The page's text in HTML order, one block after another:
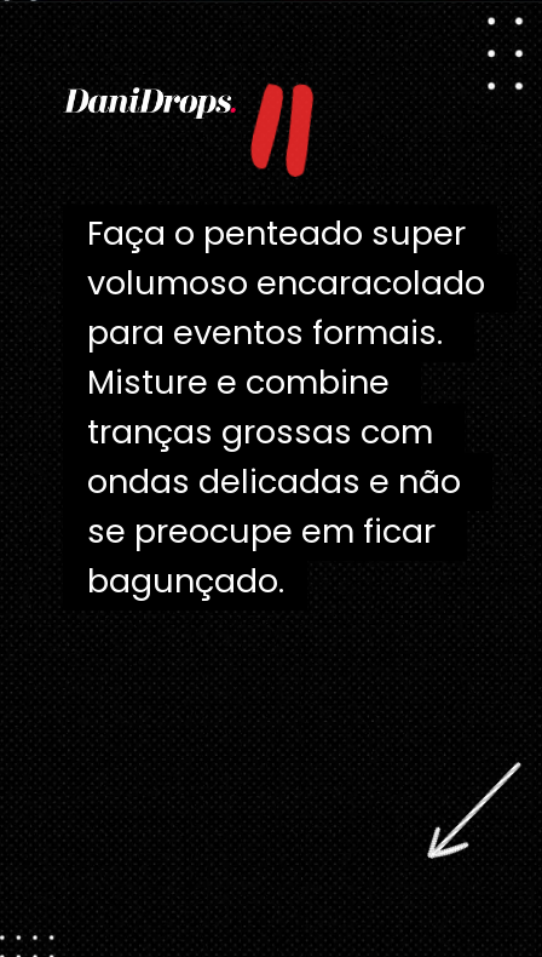
Opening https://danidrops.com.br/tendencia-cabelo-loiro-2025/
"
Faça o penteado super
volumoso encaracolado
para eventos formais.
Misture e combine
tranças grossas com
ondas delicadas e não
se preocupe em ficar
bagunçado.
Faça o penteado super
volumoso encaracolado
para eventos formais.
Misture e combine
tranças grossas com
ondas delicadas e não
se preocupe em ficar
bagunçado.